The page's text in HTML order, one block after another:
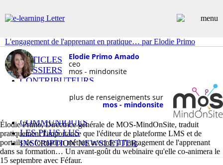
ARTICLES
DOSSIERS
CONTRIBUTEURS
COMMUNIQUÉS
LES PLUS LUS
INSCRIPTION NEWSLETTER
L'engagement de l'apprenant en pratique… par Elodie Primo
Elodie Primo Amado
ceo
mos - mindonsite
plus de renseignements sur
mos - mindonsite
Élodie Primo, Directrice générale de MOS-MindOnSite, traduit
pratiquement l'importance que l'éditeur de plateforme LMS et de
portails de formation métiers accorde à l'engagement de l'apprenant
dans sa formation… Un avant-goût du webinaire qu'elle co-animera le
15 septembre avec Féfaur.